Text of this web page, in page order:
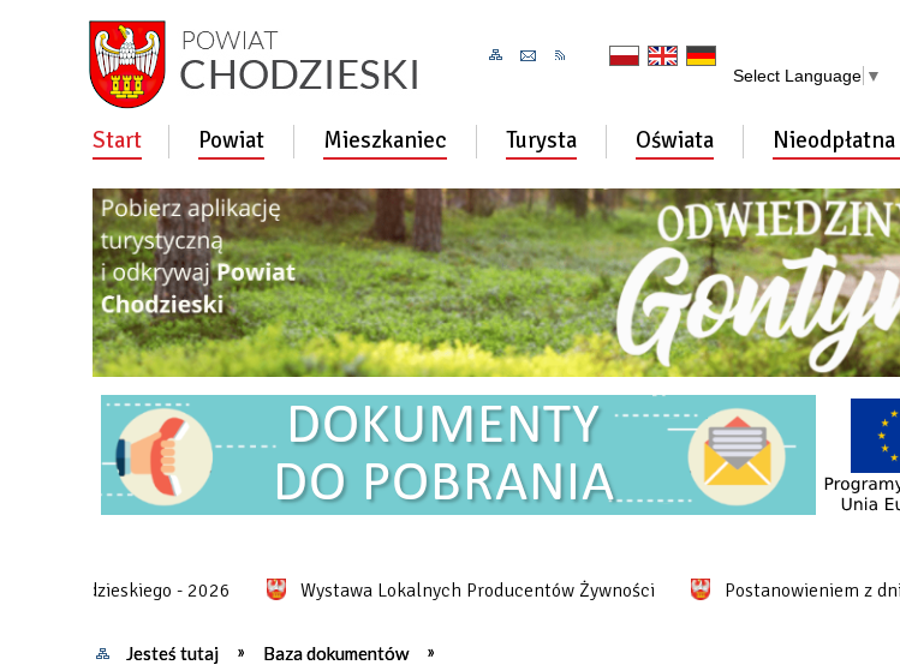
Select Language ▼
Start Powiat Mieszkaniec Turysta Oświata
Chodzieskiego - 2026 Wystawa Lokalnych Producentów Żywności Postanowieniem z dnia
Jesteś tutaj
Baza dokumentów